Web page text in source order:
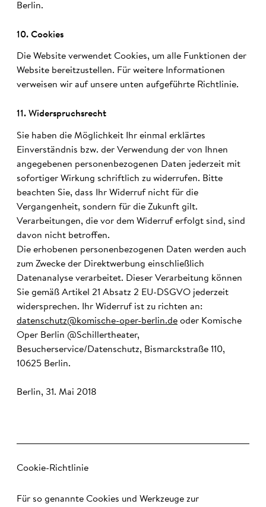
Berlin.
10. Cookies
Die Website verwendet Cookies, um alle Funktionen der
Website bereitzustellen. Für weitere Informationen
verweisen wir auf unsere unten aufgeführte Richtlinie.
11. Wider­spruchs­recht
Sie haben die Möglichkeit Ihr einmal erklärtes
Einverständnis bzw. der Verwendung der von Ihnen
angegebenen personenbezogenen Daten jederzeit mit
sofortiger Wirkung schriftlich zu widerrufen. Bitte
beachten Sie, dass Ihr Widerruf nicht für die
Vergangenheit, sondern für die Zukunft gilt.
Verarbeitungen, die vor dem Widerruf erfolgt sind, sind
davon nicht betroffen.
Die erhobenen personenbezogenen Daten werden auch
zum Zwecke der Direktwerbung einschließlich
Datenanalyse verarbeitet. Dieser Verarbeitung können
Sie gemäß Artikel 21 Absatz 2 EU-DSGVO jederzeit
widersprechen. Ihr Widerruf ist zu richten an:
datenschutz@komische-oper-berlin.de oder Komische
Oper Berlin @Schillertheater,
Besucherservice/Datenschutz, Bismarckstraße 110,
10625 Berlin.
Berlin, 31. Mai 2018
Cookie-Richtlinie
Für so genannte Cookies und Werkzeuge zur